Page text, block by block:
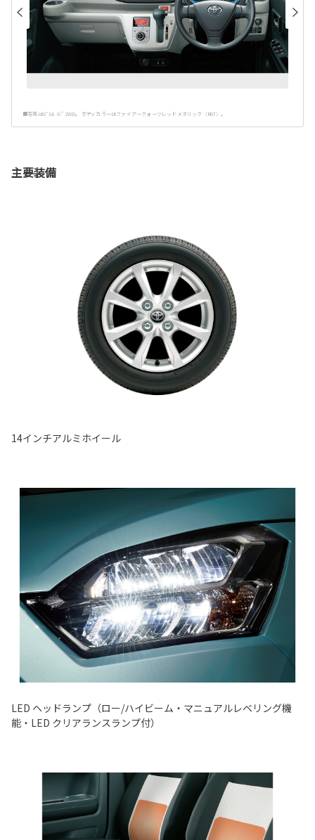
■写真はG“SA Ⅲ” 2WD。 ボディカラーはファイアークォーツレッドメタリック〈R67〉。
主要装備
14インチアルミホイール
LED ヘッドランプ（ロー/ハイビーム・マニュアルレベリング機
能・LED クリアランスランプ付）